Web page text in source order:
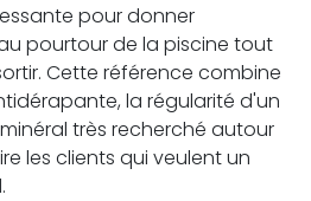
pour donner
pourtour de la piscine tout
Cette référence combine
la régularité d'un
très recherché autour
les clients qui veulent un